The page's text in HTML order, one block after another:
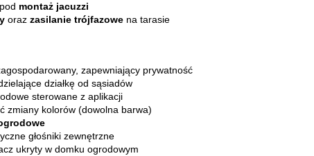
montaż jacuzzi
oraz zasilanie trójfazowe na tarasie
zapewniający prywatność
działkę od sąsiadów
sterowane z aplikacji
zmiany kolorów (dowolna barwa)
głośniki zewnętrzne
ukryty w domku ogrodowym